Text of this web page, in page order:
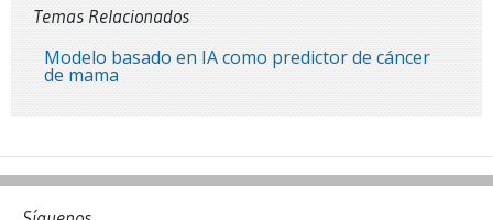
Temas Relacionados
Modelo basado en IA como predictor de cáncer
de mama